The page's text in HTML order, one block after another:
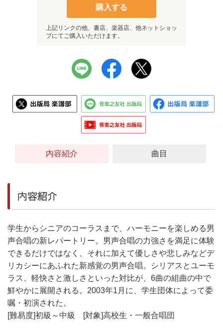
購入する
上記リンクの他、書店、楽器店、他ネットショッ
プにてご購入いただけます。
内容紹介 曲目
内容紹介
学生からシニアのコーラスまで、ハーモニーを楽しめる男
声合唱の新レパートリー。男声合唱の力強さを満足に体験
できるだけではなく、それに加えて優しさや悲しみなどデ
リカシーにあふれた新感覚の男声合唱。シリアスとユーモ
ラス、軽快さと激しさといった対比が、6曲の組曲の中で
鮮やかに展開される。2003年1月に、学生団体によって委
嘱・初演された。
[難易度]初級～中級 [対象]高校生・一般合唱団